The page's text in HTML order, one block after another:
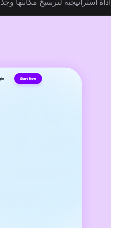
أداة استراتيجية لترسيخ مكانتها